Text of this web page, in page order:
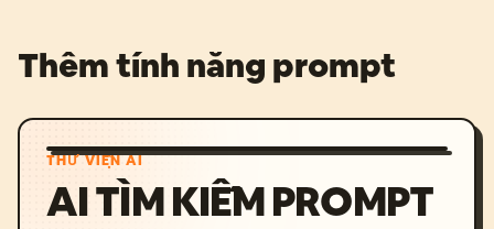
Thêm tính năng prompt
THƯ VIỆN AI
AI TÌM KIẾM PROMPT